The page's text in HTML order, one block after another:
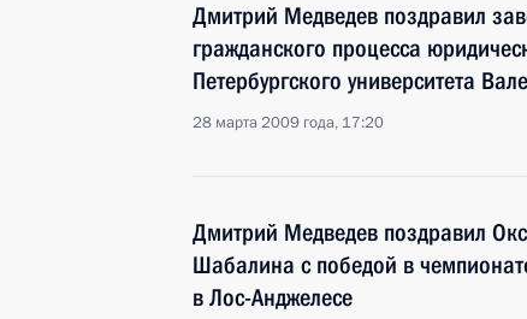
Дмитрий Медведев поздравил
гражданского процесса
Петербургского университета
28 марта 2009 года, 17:20
Дмитрий Медведев поздравил
Шабалина с победой в
в Лос-Анджелесе